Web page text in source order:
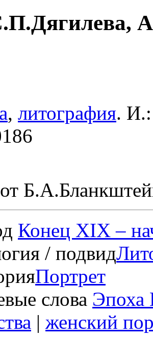
, литография. И.:
Конец XIX –
/ подвид
Портрет
слова Эпоха
| женский